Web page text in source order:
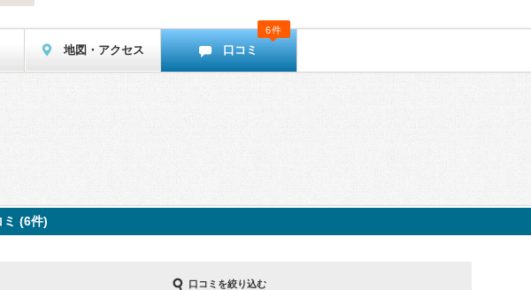
地図・アクセス 口コミ
6件
ミ (6件)
口コミを絞り込む